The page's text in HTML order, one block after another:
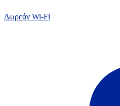
Δωρεάν Wi-Fi